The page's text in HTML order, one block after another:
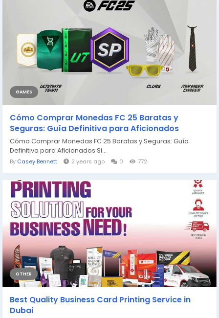
GAMES
Cómo Comprar Monedas FC 25 Baratas y
Seguras: Guía Definitiva para Aficionados
Cómo Comprar Monedas FC 25 Baratas y Seguras: Guía
Definitiva para Aficionados Si...
By Casey Bennett 2 years ago 0 772
OTHER
Best Quality Business Card Printing Service in
Dubai